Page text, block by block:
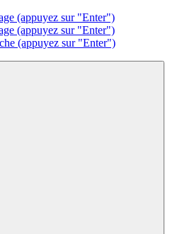
(appuyez sur "Enter")
(appuyez sur "Enter")
(appuyez sur "Enter")